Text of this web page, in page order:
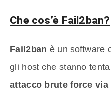
Che cos’è Fail2ban?
Fail2ban è un software
gli host che stanno
attacco brute force via